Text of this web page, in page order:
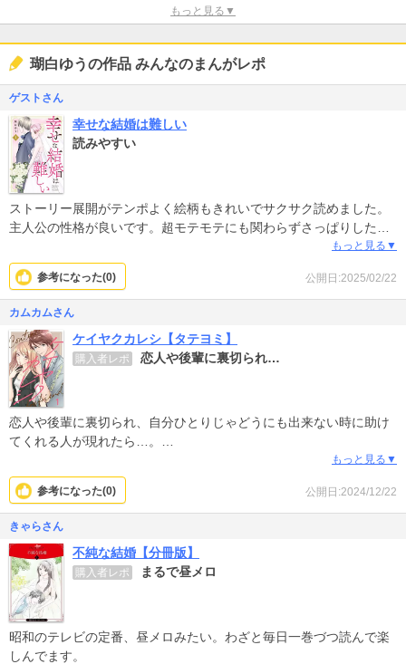
もっと見る▼
瑚白ゆうの作品 みんなのまんがレポ
ゲストさん
幸せな結婚は難しい
読みやすい
ストーリー展開がテンポよく絵柄もきれいでサクサク読めました。
主人公の性格が良いです。超モテモテにも関わらずさっぱりした性
格。自身の意見をやんわりと貫く点に好印象を抱きました。平凡に
なりがちなストーリーですが興味をもって読みすすめられるかと思
います。
もっと見る▼
公開日:2025/02/22
参考になった(0)
カムカムさん
ケイヤクカレシ【タテヨミ】
購入者レポ 恋人や後輩に裏切られ…
恋人や後輩に裏切られ、自分ひとりじゃどうにも出来ない時に助け
てくれる人が現れたら…。
その人物と協力し合いながら復讐まで辿り着けるか、ゆっくりと展
開していくようです。
もっと見る▼
公開日:2024/12/22
参考になった(0)
きゃらさん
不純な結婚【分冊版】
購入者レポ まるで昼メロ
昭和のテレビの定番、昼メロみたい。わざと毎日一巻づつ読んで楽
しんでます。